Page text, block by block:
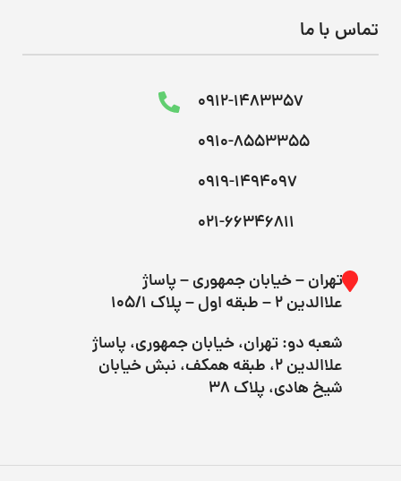
تماس با ما
0912-1483357
0910-8553355
0919-1494097
021-66346811
تهران – خیابان جمهوری – پاساژ
علاالدین ۲ – طبقه اول – پلاک 105/1
شعبه دو: تهران، خیابان جمهوری، پاساژ
علاالدین ۲، طبقه همکف، نبش خیابان
شیخ هادی، پلاک 38